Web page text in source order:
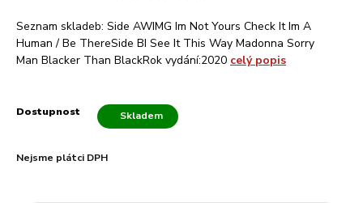
Seznam skladeb: Side AWIMG Im Not Yours Check It Im A
Human / Be ThereSide BI See It This Way Madonna Sorry
Man Blacker Than BlackRok vydání:2020 celý popis
Dostupnost Skladem
Nejsme plátci DPH